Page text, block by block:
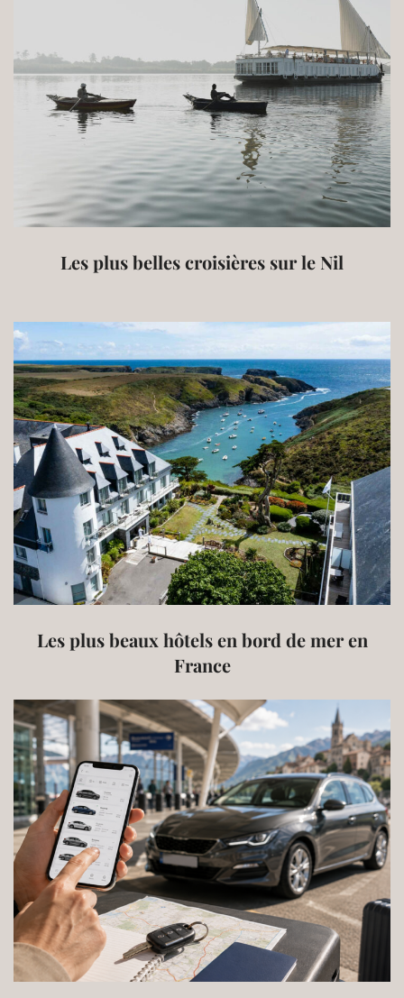
Les plus belles croisières sur le Nil
Les plus beaux hôtels en bord de mer en
France